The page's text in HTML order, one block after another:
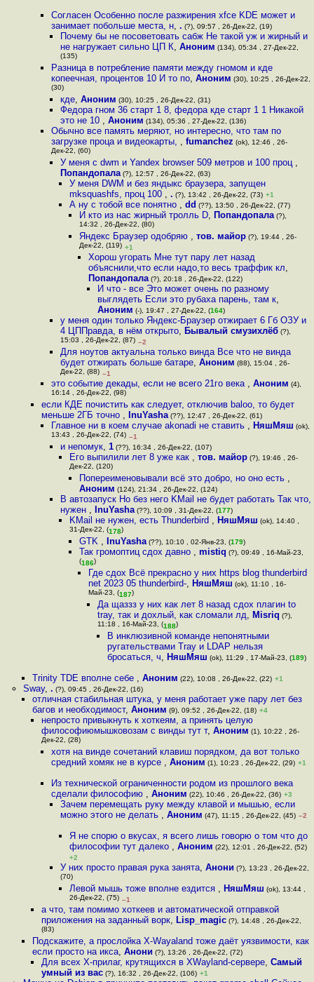
Согласен Особенно после разжирения xfce KDE может и
занимает побольше места, н, . (?), 09:57 , 26-Дек-22, (19)
Почему бы не посоветовать сабж Не такой уж и жирный и
не нагружает сильно ЦП К, Аноним (134), 05:34 , 27-Дек-22,
(135)
Разница в потребление памяти между гномом и кде
копеечная, процентов 10 И то по, Аноним (30), 10:25 , 26-Дек-22,
(30)
кде, Аноним (30), 10:25 , 26-Дек-22, (31)
Федора гном 36 старт 1 8, федора кде старт 1 1 Никакой
это не 10 , Аноним (134), 05:36 , 27-Дек-22, (136)
Обычно все память меряют, но интересно, что там по
загрузке проца и видеокарты, , fumanchez (ok), 12:46 , 26-
Дек-22, (60)
У меня с dwm и Yandex browser 509 метров и 100 проц ,
Попандопала(?), 12:57 , 26-Дек-22, (63)
У меня DWM и без яндыкс браузера, запущен
mksquashfs, проц 100 ,. (?), 13:42 , 26-Дек-22, (73) +1
А ну с тобой все понятно ,dd (??), 13:50 , 26-Дек-22, (77)
И кто из нас жирный тролль D, Попандопала(?),
14:32 , 26-Дек-22, (80)
Яндекс Браузер одобряю , тов. майор(?), 19:44 , 26-
Дек-22, (119) +1
Хорош угорать Мне тут пару лет назад
объяснили,что если надо,то весь траффик кл,
Попандопала(?), 20:18 , 26-Дек-22, (122)
И что - все Это может очень по разному
выглядеть Если это рубаха парень, там к,
Аноним (-), 19:47 , 27-Дек-22, (164)
у меня один только Яндекс-Браузер отжирает 6 Гб ОЗУ и
4 ЦППравда, в нём открыто, Бывалый смузихлёб(?),
15:03 , 26-Дек-22, (87) –2
Для ноутов актуальна только винда Все что не винда
будет отжирать больше батаре, Аноним (88), 15:04 , 26-
Дек-22, (88) –1
это событие декады, если не всего 21го века , Аноним (4),
16:14 , 26-Дек-22, (98)
если КДЕ почистить как следует, отключив baloo, то будет
меньше 2ГБ точно , InuYasha (??), 12:47 , 26-Дек-22, (61)
Главное ни в коем случае akonadi не ставить , НяшМяш (ok),
13:43 , 26-Дек-22, (74) –1
и непомук, 1(??), 16:34 , 26-Дек-22, (107)
Его выпилили лет 8 уже как ,тов. майор (?), 19:46 , 26-
Дек-22, (120)
Попереименовывали всё это добро, но оно есть ,
Аноним (124), 21:34 , 26-Дек-22, (124)
В автозапуск Но без него KMail не будет работать Так что,
нужен , InuYasha(??), 10:09 , 31-Дек-22, (177)
KMail не нужен, есть Thunderbird , НяшМяш (ok), 14:40 ,
31-Дек-22, (178)
GTK , InuYasha(??), 10:10 , 02-Янв-23, (179)
Так громоптиц сдох давно , mistiq (?), 09:49 , 16-Май-23,
(186)
Где сдох Всё прекрасно у них https blog thunderbird
net 2023 05 thunderbird-, НяшМяш (ok), 11:10 , 16-
Май-23, (187)
Да щаззз у них как лет 8 назад сдох плагин to
tray, так и дохлый, как сломали лд, Misriq (?),
11:18 , 16-Май-23, (188)
В инклюзивной команде непонятными
ругательствами Tray и LDAP нельзя
бросаться, ч, НяшМяш (ok), 11:29 , 17-Май-23, (189)
Trinity TDE вполне себе , Аноним (22), 10:08 , 26-Дек-22, (22) +1
Sway, . (?), 09:45 , 26-Дек-22, (16)
отличная стабильная штука, у меня работает уже пару лет без
багов и необходимост, Аноним (9), 09:52 , 26-Дек-22, (18) +4
непросто привыкнуть к хоткеям, а принять целую
философиюмышковозам с винды тут т,Аноним (1), 10:22 , 26-
Дек-22, (28)
хотя на винде сочетаний клавиш порядком, да вот только
средний хомяк не в курсе , Аноним (1), 10:23 , 26-Дек-22, (29) +1
Из технической ограниченности родом из прошлого века
сделали философию , Аноним (22), 10:46 , 26-Дек-22, (36) +3
Зачем перемещать руку между клавой и мышью, если
можно этого не делать , Аноним (47), 11:15 , 26-Дек-22, (45) –2
Я не спорю о вкусах, я всего лишь говорю о том что до
философии тут далеко ,Аноним (22), 12:01 , 26-Дек-22, (52)
+2
У них просто правая рука занята, Анони (?), 13:23 , 26-Дек-22,
(70)
Левой мышь тоже вполне ездится , НяшМяш (ok), 13:44 ,
26-Дек-22, (75) –1
а что, там помимо хоткеев и автоматической отправкой
приложения на заданный ворк, Lisp_magic (?), 14:48 , 26-Дек-22,
(83)
Подскажите, а прослойка X-Wayaland тоже даёт уязвимости, как
если просто на икса, Анони (?), 13:26 , 26-Дек-22, (72)
Для всех Х-прилаг, крутящихся в XWayland-сервере,Самый
умный из вас (?), 16:32 , 26-Дек-22, (106) +1